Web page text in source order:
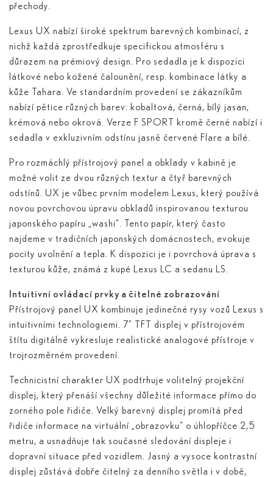
přechody.
Lexus UX nabízí široké spektrum barevných kombinací, z
nichž každá zprostředkuje specifickou atmosféru s
důrazem na prémiový design. Pro sedadla je k dispozici
látkové nebo kožené čalounění, resp. kombinace látky a
kůže Tahara. Ve standardním provedení se zákazníkům
nabízí pětice různých barev: kobaltová, černá, bílý jasan,
krémová nebo okrová. Verze F SPORT kromě černé nabízí i
sedadla v exkluzivním odstínu jasně červené Flare a bílé.
Pro rozmáchlý přístrojový panel a obklady v kabině je
možné volit ze dvou různých textur a čtyř barevných
odstínů. UX je vůbec prvním modelem Lexus, který používá
novou povrchovou úpravu obkladů inspirovanou texturou
japonského papíru „washi“. Tento papír, který často
najdeme v tradičních japonských domácnostech, evokuje
pocity uvolnění a tepla. K dispozici je i povrchová úprava s
texturou kůže, známá z kupé Lexus LC a sedanu LS.
Intuitivní ovládací prvky a čitelné zobrazování
Přístrojový panel UX kombinuje jedinečné rysy vozů Lexus s
intuitivními technologiemi. 7" TFT displej v přístrojovém
štítu digitálně vykresluje realistické analogové přístroje v
trojrozměrném provedení.
Technicistní charakter UX podtrhuje volitelný projekční
displej, který přenáší všechny důležité informace přímo do
zorného pole řidiče. Velký barevný displej promítá před
řidiče informace na virtuální „obrazovku“ o úhlopříčce 2,5
metru, a usnadňuje tak současné sledování displeje i
dopravní situace před vozidlem. Jasný a vysoce kontrastní
displej zůstává dobře čitelný za denního světla i v době,